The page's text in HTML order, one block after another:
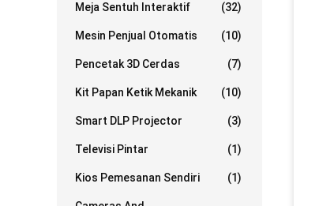
Meja Sentuh Interaktif (32)
Mesin Penjual Otomatis (10)
Pencetak 3D Cerdas (7)
Kit Papan Ketik Mekanik (10)
Smart DLP Projector (3)
Televisi Pintar (1)
Kios Pemesanan Sendiri (1)